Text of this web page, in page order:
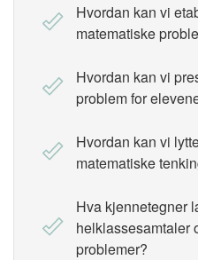
Hvordan kan vi
matematiske
Hvordan kan vi
problem for
Hvordan kan vi
matematiske
Hva kjennetegner
helklassesamtaler
problemer?